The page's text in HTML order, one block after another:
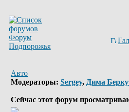
Авто
Модераторы: Sergey, Дима
Сейчас этот форум